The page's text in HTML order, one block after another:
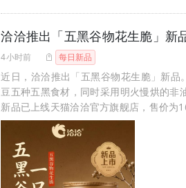
洽洽推出「五黑谷物花生脆」新
4小时前 每日新品
近日，洽洽推出「五黑谷物花生脆」新
豆五种五黑食材，同时采用明火慢烘的非
新品已上线天猫洽洽官方旗舰店，售价为